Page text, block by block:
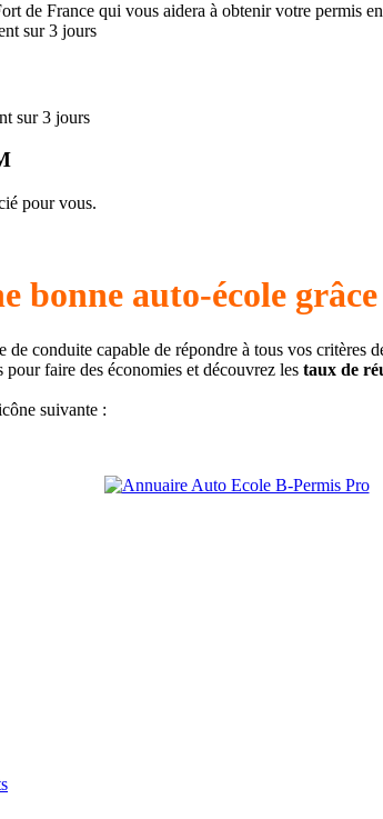
de France qui vous aidera à obtenir votre permis
sur 3 jours
sur 3 jours
pour vous.
bonne auto-école
de conduite capable de répondre à tous vos critères
pour faire des économies et découvrez les taux de
suivante :